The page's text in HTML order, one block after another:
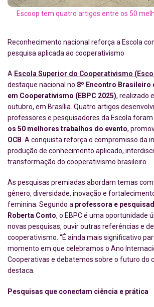
Escoop tem quatro artigos entre os 50
Reconhecimento nacional reforça a Escola
pesquisa aplicada ao cooperativismo
A Escola Superior do Cooperativismo
destaque nacional no 8º Encontro Brasileiro
em Cooperativismo (EBPC 2025), realizado
outubro, em Brasília. Quatro artigos
professores e pesquisadores da Escola
os 50 melhores trabalhos do evento,
OCB . A conquista reforça o compromisso da
produção de conhecimento aplicado,
transformação do cooperativismo brasileiro.
As pesquisas premiadas abordam temas
gênero, diversidade, inovação e
feminina. Segundo a professora e
Roberta Conto, o EBPC é uma oportunidade
novas pesquisas, ouvir outras referências e
cooperativismo. “É ainda mais significativo
momento em que celebramos o Ano
Cooperativas e debatemos sobre o futuro do
destaca.
Pesquisas que conectam ciência e prática